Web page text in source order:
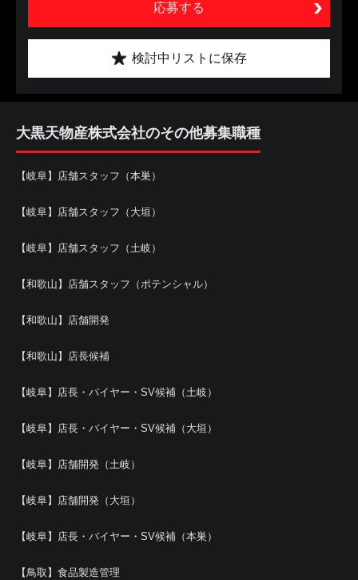
応募する
検討中リストに保存
大黒天物産株式会社のその他募集職種
【岐阜】店舗スタッフ（本巣）
【岐阜】店舗スタッフ（大垣）
【岐阜】店舗スタッフ（土岐）
【和歌山】店舗スタッフ（ポテンシャル）
【和歌山】店舗開発
【和歌山】店長候補
【岐阜】店長・バイヤー・SV候補（土岐）
【岐阜】店長・バイヤー・SV候補（大垣）
【岐阜】店舗開発（土岐）
【岐阜】店舗開発（大垣）
【岐阜】店長・バイヤー・SV候補（本巣）
【鳥取】食品製造管理